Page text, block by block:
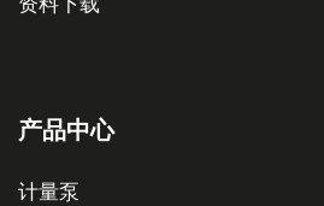
产品中心
计量泵